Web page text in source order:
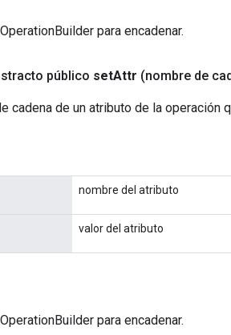
para encadenar.
público setAttr (nombre de
cadena de un atributo de la operación
nombre del atributo
valor del atributo
para encadenar.